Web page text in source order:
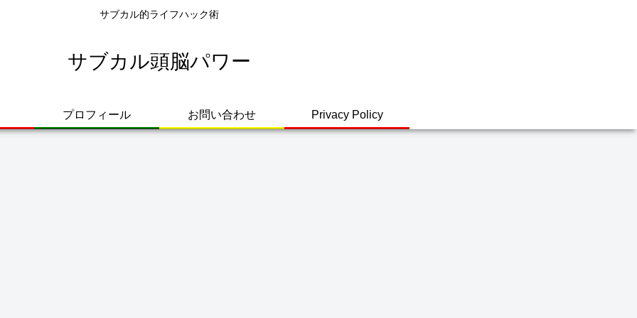
サブカル的ライフハック術
サブカル頭脳パワー
プロフィール お問い合わせ Privacy Policy